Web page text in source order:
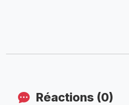
Réactions (0)